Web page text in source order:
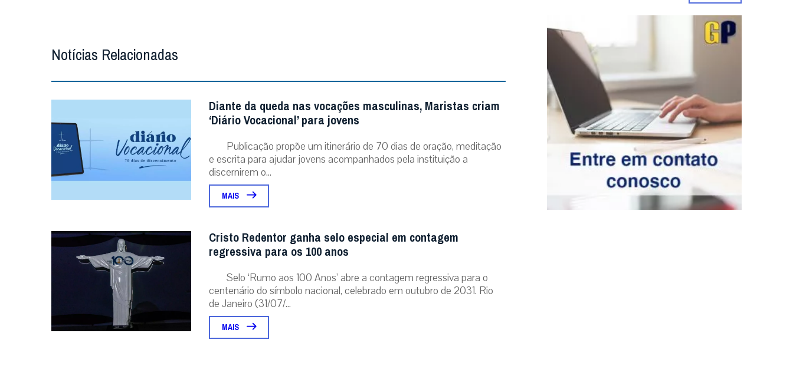
Notícias Relacionadas
Diante da queda nas vocações masculinas, Maristas criam
‘Diário Vocacional’ para jovens
e escrita para ajudar jovens acompanhados pela instituição a
discernirem o...
Cristo Redentor ganha selo especial em contagem
regressiva para os 100 anos